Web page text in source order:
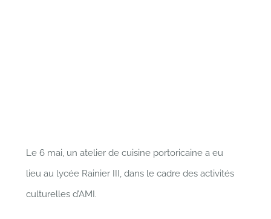
Le 6 mai, un atelier de cuisine portoricaine a eu
lieu au lycée Rainier III, dans le cadre des activités
culturelles d’AMI.